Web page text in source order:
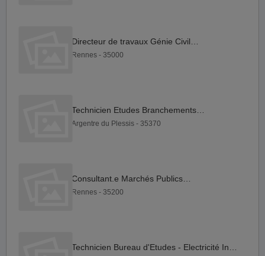
Rennes - 35000
Argentre du Plessis - 35370
Rennes - 35200